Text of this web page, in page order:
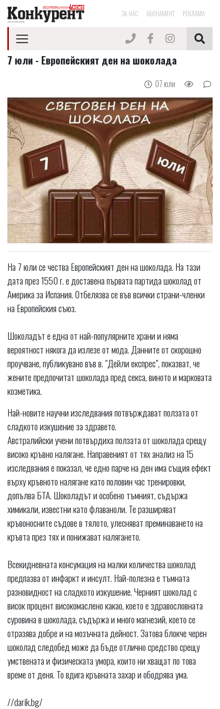
ЗА НАС АБОНАМЕНТ РЕКЛАМА
7 юли - Европейският ден на шоколада
07 юли
На 7 юли се чества Европейският ден на шоколада. На тази
дата през 1550 г. е доставена първата партида шоколад от
Америка за Испания. Отбелязва се във всички страни-членки
на Европейския съюз.
Шоколадът е една от най-популярните храни и няма
вероятност някога да излезе от мода. Данните от скорошно
проучване, публикувано във в. "Дейли експрес", показват, че
жените предпочитат шоколада пред секса, виното и марковата
козметика.
Най-новите научни изследвания потвърждават ползата от
сладкото изкушение за здравето.
Австралийски учени потвърдиха ползата от шоколада срещу
високо кръвно налягане. Направеният от тях анализ на 15
изследвания е показал, че едно парче на ден има същия ефект
върху кръвното налягане като половин час тренировки,
допълва БТА. Шоколадът и особено тъмният, съдържа
химикали, известни като флаваноли. Те разширяват
кръвоносните съдове в тялото, улесняват преминаването на
кръвта през тях и понижават налягането.
Всекидневната консумация на малки количества шоколад
предпазва от инфаркт и инсулт. Най-полезна е тъмната
разновидност на сладкото изкушение. Черният шоколад с
висок процент високомаслено какао, което е здравословната
суровина в шоколада, съдържа и много магнезий, което се
отразява добре и на мозъчната дейност. Затова блокче черен
шоколад следобед може да бъде отлично средство срещу
умствената и физическата умора, които ни хващат по това
време от деня. То вдига кръвната захар и ободрява ума.
//darik.bg/